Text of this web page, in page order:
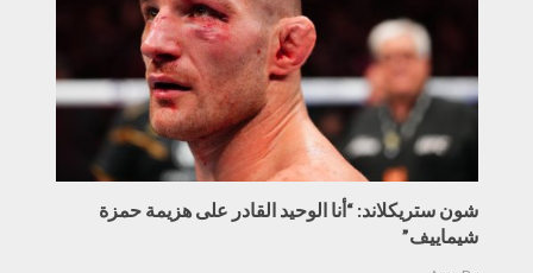
شون ستريكلاند: “أنا الوحيد القادر على هزيمة حمزة
شيماييف”